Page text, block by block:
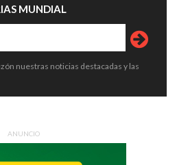
MUNDIAL
nuestras noticias destacadas y las
ANUNCIO